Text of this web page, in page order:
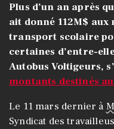
Plus d’un an après
ait donné 112M$
transport scolaire
certaines d’entre-
Autobus Voltigeurs,
montants destinés
Le 11 mars dernier à
Syndicat des